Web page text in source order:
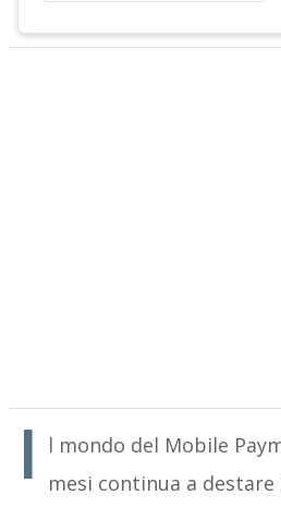
I
l mondo del Mobile
mesi continua a destare